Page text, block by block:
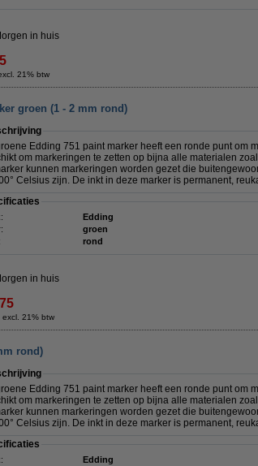
in huis
21% btw
groen (1 - 2 mm rond)
Edding 751 paint marker heeft een ronde punt om
om markeringen te zetten op bijna alle materialen
kunnen markeringen worden gezet die
Celsius zijn. De inkt in deze marker is permanent,
Edding
groen
rond
in huis
21% btw
rond)
Edding 751 paint marker heeft een ronde punt om
om markeringen te zetten op bijna alle materialen
kunnen markeringen worden gezet die
Celsius zijn. De inkt in deze marker is permanent,
Edding